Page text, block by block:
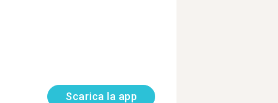
Scarica la app